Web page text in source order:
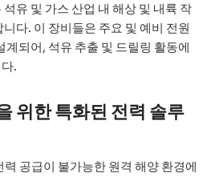
유 및 가스 산업 내 해상 및 내륙 작
다. 이 장비들은 주요 및 예비 전원
계되어, 석유 추출 및 드릴링 활동에
.
위한 특화된 전력 솔루
력 공급이 불가능한 원격 해양 환경에